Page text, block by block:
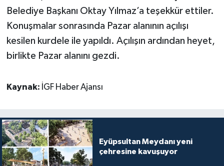
Belediye Başkanı Oktay Yılmaz’a teşekkür ettiler.
Konuşmalar sonrasında Pazar alanının açılışı
kesilen kurdele ile yapıldı. Açılışın ardından heyet,
birlikte Pazar alanını gezdi.
Kaynak: İGF Haber Ajansı
Eyüpsultan Meydanı yeni
çehresine kavuşuyor